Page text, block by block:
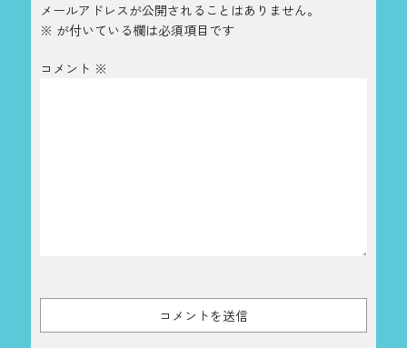
メールアドレスが公開されることはありません。
※ が付いている欄は必須項目です
コメント ※